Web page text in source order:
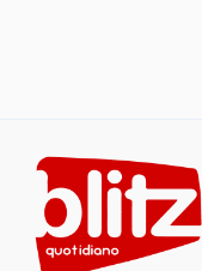
content